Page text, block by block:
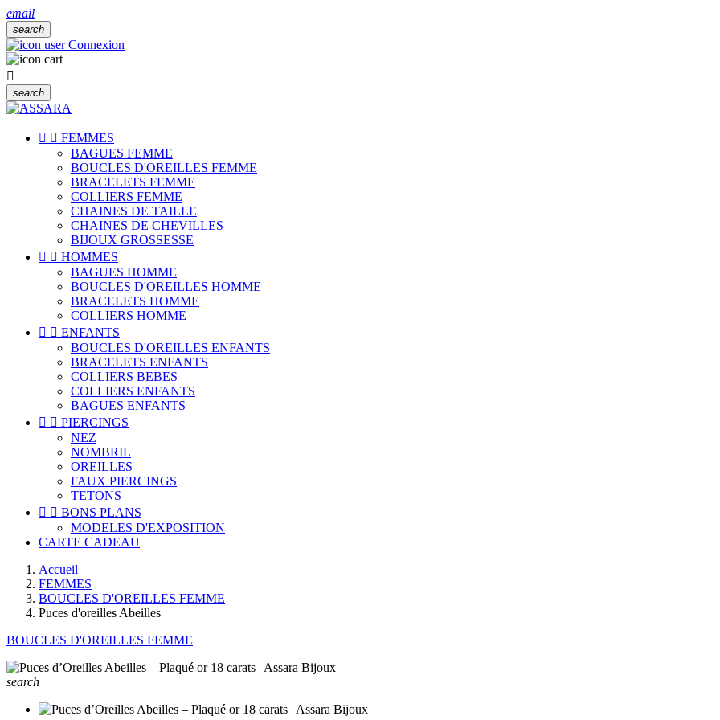
email
search
Connexion

search
  FEMMES
BAGUES FEMME
BOUCLES D'OREILLES FEMME
BRACELETS FEMME
COLLIERS FEMME
CHAINES DE TAILLE
CHAINES DE CHEVILLES
BIJOUX GROSSESSE
  HOMMES
BAGUES HOMME
BOUCLES D'OREILLES HOMME
BRACELETS HOMME
COLLIERS HOMME
  ENFANTS
BOUCLES D'OREILLES ENFANTS
BRACELETS ENFANTS
COLLIERS BEBES
COLLIERS ENFANTS
BAGUES ENFANTS
  PIERCINGS
NEZ
NOMBRIL
OREILLES
FAUX PIERCINGS
TETONS
  BONS PLANS
MODELES D'EXPOSITION
CARTE CADEAU
Accueil
FEMMES
BOUCLES D'OREILLES FEMME
Puces d'oreilles Abeilles
BOUCLES D'OREILLES FEMME
search